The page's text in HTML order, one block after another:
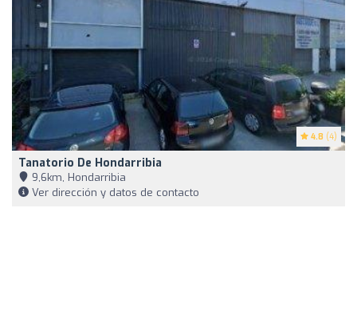
4.8 (4)
Tanatorio De Hondarribia
9,6km, Hondarribia
Ver dirección y datos de contacto